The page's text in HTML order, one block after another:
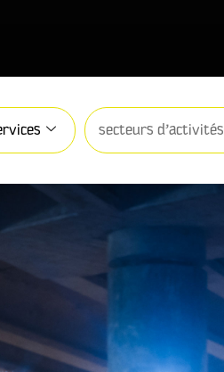
Secteurs d’activités